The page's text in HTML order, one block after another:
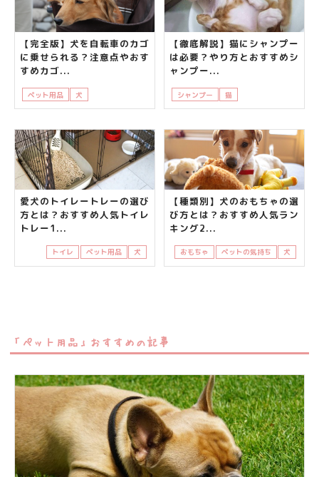
【完全版】犬を自転車のカゴ
に乗せられる？注意点やおす
すめカゴ...
ペット用品 犬 飼い主さんの悩み
【徹底解説】猫にシャンプー
は必要？やり方とおすすめシ
ャンプー...
シャンプー 猫
愛犬のトイレートレーの選び
方とは？おすすめ人気トイレ
トレー1...
トイレ ペット用品 犬
【種類別】犬のおもちゃの選
び方とは？おすすめ人気ラン
キング2...
おもちゃ ペットの気持ち 犬
「ペット用品」おすすめの記事